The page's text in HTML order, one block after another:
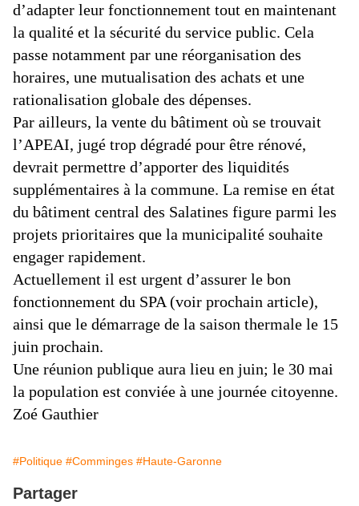
d’adapter leur fonctionnement tout en maintenant
la qualité et la sécurité du service public. Cela
passe notamment par une réorganisation des
horaires, une mutualisation des achats et une
rationalisation globale des dépenses.
Par ailleurs, la vente du bâtiment où se trouvait
l’APEAI, jugé trop dégradé pour être rénové,
devrait permettre d’apporter des liquidités
supplémentaires à la commune. La remise en état
du bâtiment central des Salatines figure parmi les
projets prioritaires que la municipalité souhaite
engager rapidement.
Actuellement il est urgent d’assurer le bon
fonctionnement du SPA (voir prochain article),
ainsi que le démarrage de la saison thermale le 15
juin prochain.
Une réunion publique aura lieu en juin; le 30 mai
la population est conviée à une journée citoyenne.
Zoé Gauthier
#Politique #Comminges #Haute-Garonne
Partager